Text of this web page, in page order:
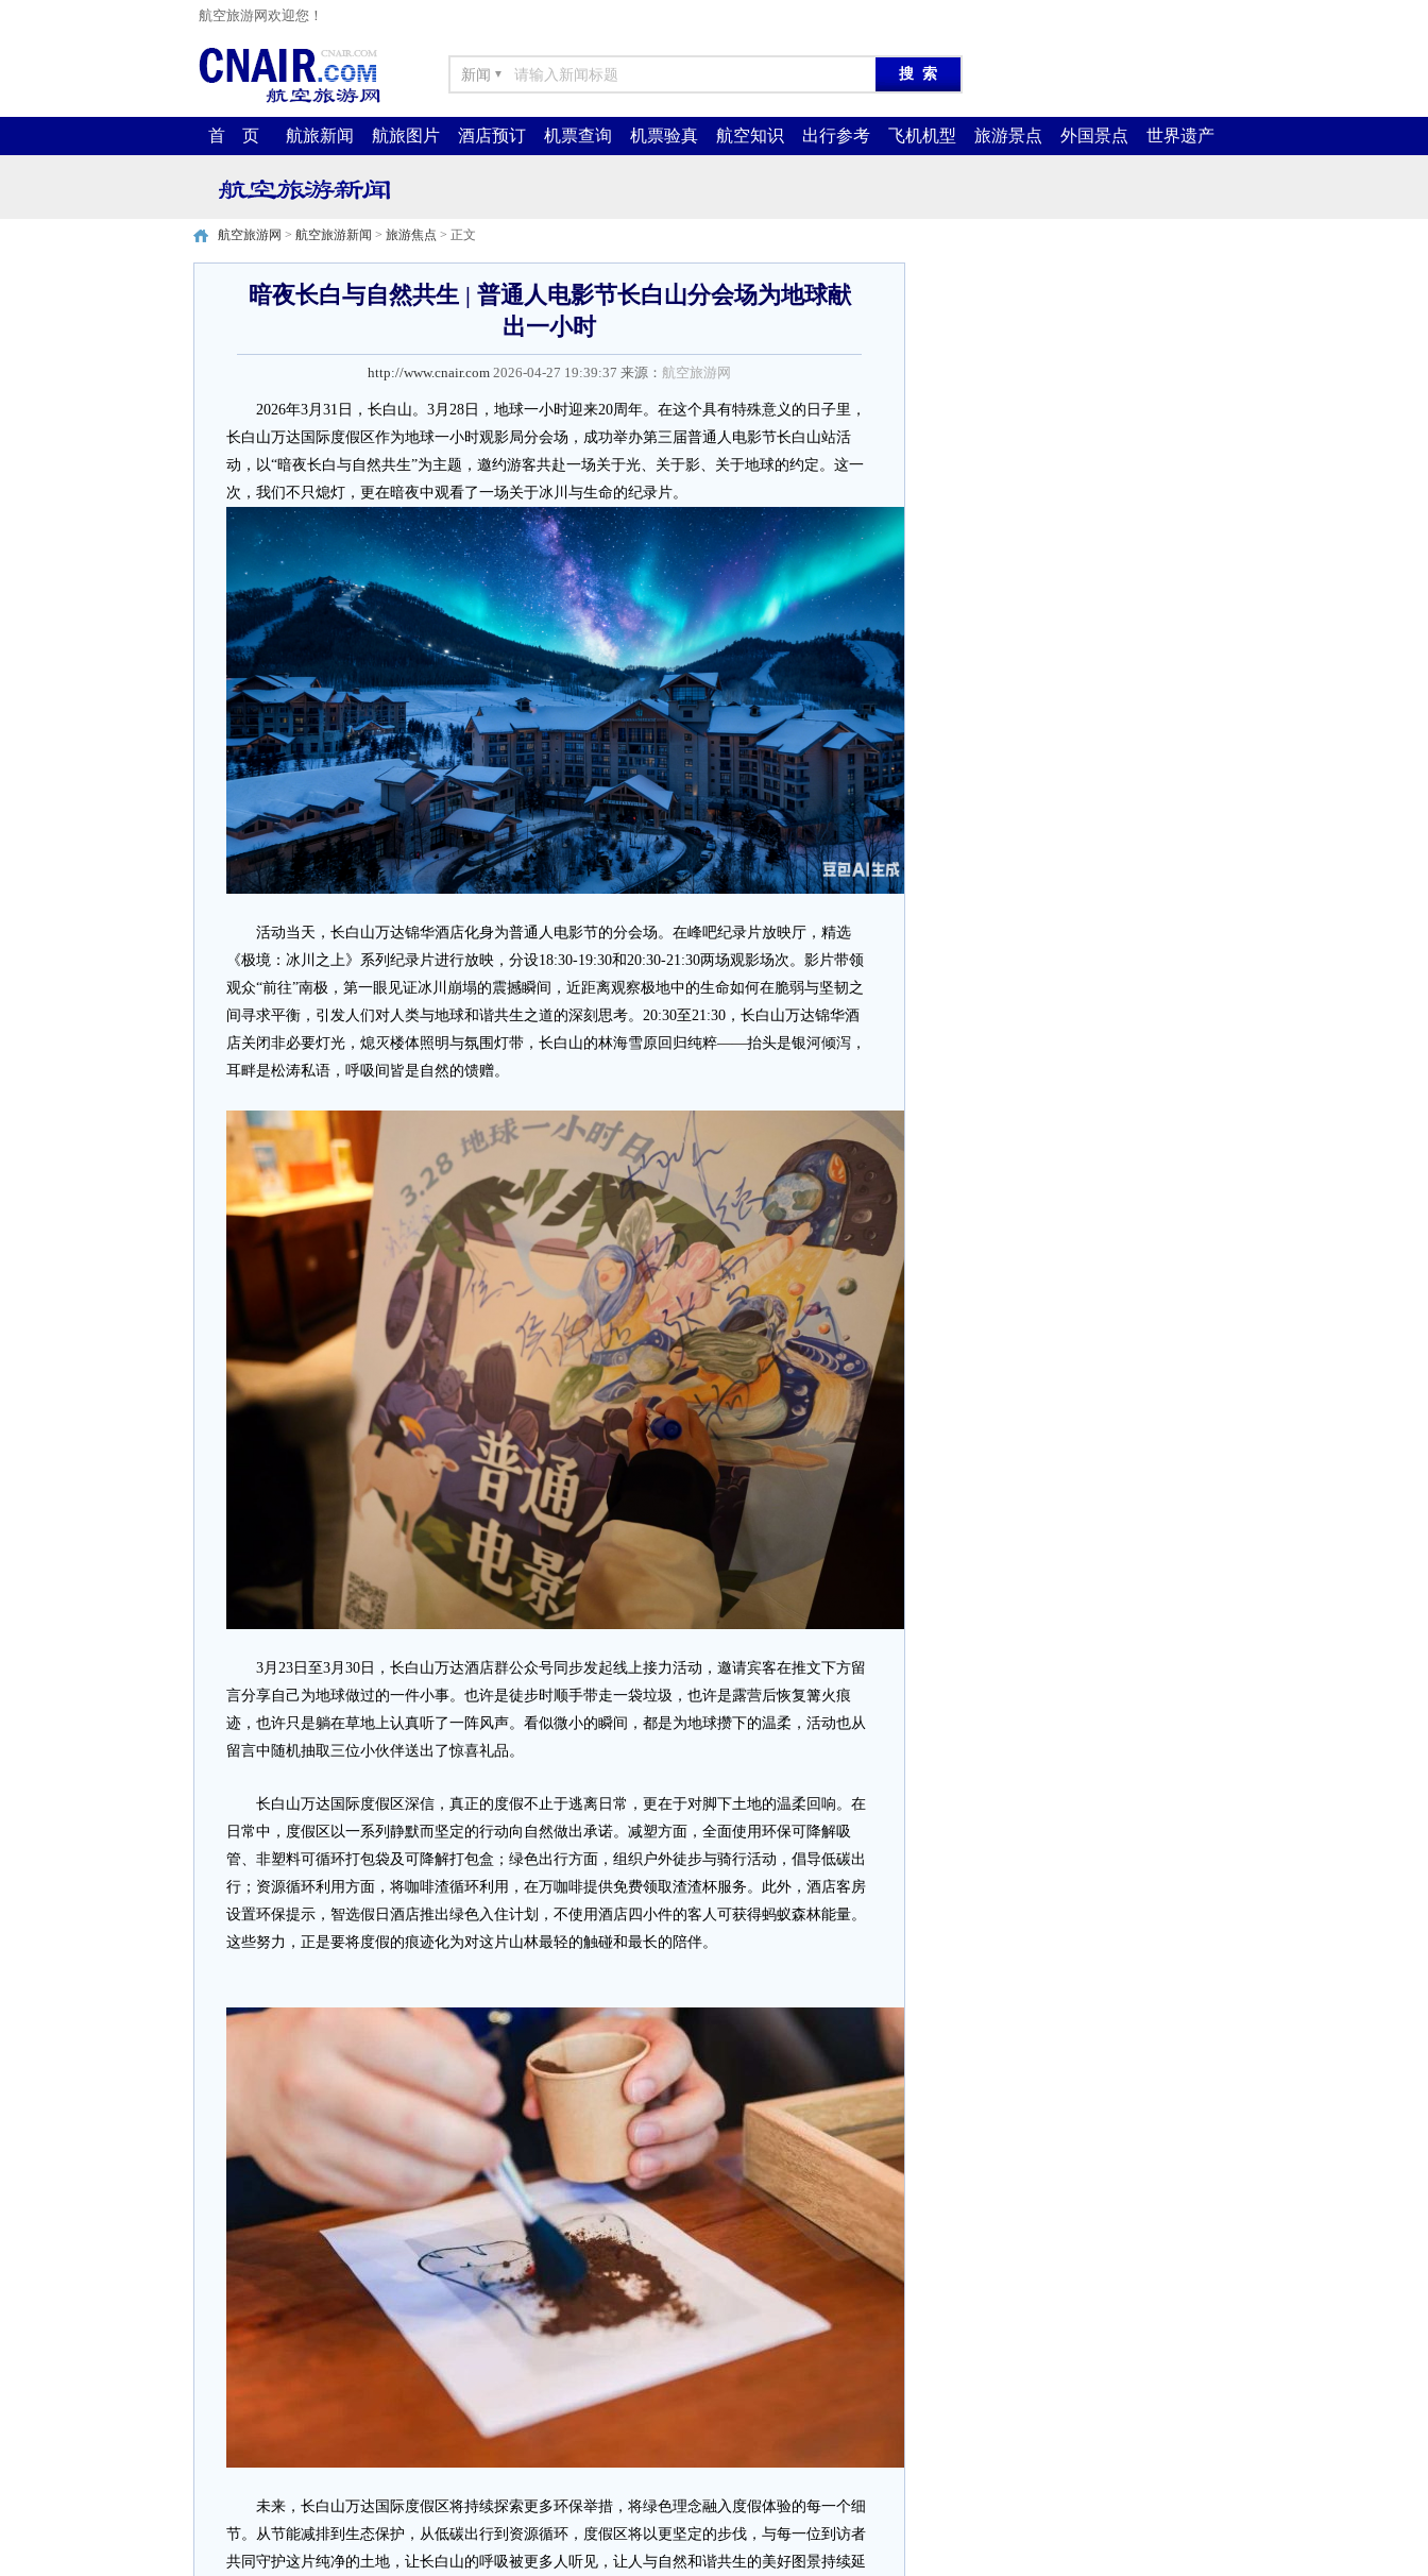
航空旅游网欢迎您！
新闻 ▼
首 页 航旅新闻 航旅图片 酒店预订 机票查询 机票验真 航空知识 出行参考 飞机机型 旅游景点 外国景点 世界遗产
航空旅游网 > 航空旅游新闻 > 旅游焦点 > 正文
暗夜长白与自然共生 | 普通人电影节长白山分会场为地球献
出一小时
http://www.cnair.com 2026-04-27 19:39:37 来源： 航空旅游网
2026年3月31日，长白山。3月28日，地球一小时迎来20周年。在这个具有特殊意义的日子里，
长白山万达国际度假区作为地球一小时观影局分会场，成功举办第三届普通人电影节长白山站活
动，以“暗夜长白与自然共生”为主题，邀约游客共赴一场关于光、关于影、关于地球的约定。这一
次，我们不只熄灯，更在暗夜中观看了一场关于冰川与生命的纪录片。
活动当天，长白山万达锦华酒店化身为普通人电影节的分会场。在峰吧纪录片放映厅，精选
《极境：冰川之上》系列纪录片进行放映，分设18:30-19:30和20:30-21:30两场观影场次。影片带领
观众“前往”南极，第一眼见证冰川崩塌的震撼瞬间，近距离观察极地中的生命如何在脆弱与坚韧之
间寻求平衡，引发人们对人类与地球和谐共生之道的深刻思考。20:30至21:30，长白山万达锦华酒
店关闭非必要灯光，熄灭楼体照明与氛围灯带，长白山的林海雪原回归纯粹——抬头是银河倾泻，
耳畔是松涛私语，呼吸间皆是自然的馈赠。
3月23日至3月30日，长白山万达酒店群公众号同步发起线上接力活动，邀请宾客在推文下方留
言分享自己为地球做过的一件小事。也许是徒步时顺手带走一袋垃圾，也许是露营后恢复篝火痕
迹，也许只是躺在草地上认真听了一阵风声。看似微小的瞬间，都是为地球攒下的温柔，活动也从
留言中随机抽取三位小伙伴送出了惊喜礼品。
长白山万达国际度假区深信，真正的度假不止于逃离日常，更在于对脚下土地的温柔回响。在
日常中，度假区以一系列静默而坚定的行动向自然做出承诺。减塑方面，全面使用环保可降解吸
管、非塑料可循环打包袋及可降解打包盒；绿色出行方面，组织户外徒步与骑行活动，倡导低碳出
行；资源循环利用方面，将咖啡渣循环利用，在万咖啡提供免费领取渣渣杯服务。此外，酒店客房
设置环保提示，智选假日酒店推出绿色入住计划，不使用酒店四小件的客人可获得蚂蚁森林能量。
这些努力，正是要将度假的痕迹化为对这片山林最轻的触碰和最长的陪伴。
未来，长白山万达国际度假区将持续探索更多环保举措，将绿色理念融入度假体验的每一个细
节。从节能减排到生态保护，从低碳出行到资源循环，度假区将以更坚定的步伐，与每一位到访者
共同守护这片纯净的土地，让长白山的呼吸被更多人听见，让人与自然和谐共生的美好图景持续延